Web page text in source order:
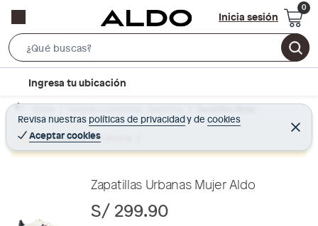
Inicia sesión
e
r
c
B
r
c
t
Ingresa tu ubicación
Revisa nuestras políticas de privacidadyde cookies
Aceptar cookies
C
e
r
Home Calzado y zapatillas - Zapatillas Zapatillas Mujer
Producto sin stock :(
Zapatillas Urbanas Mujer Aldo
S/ 299.90